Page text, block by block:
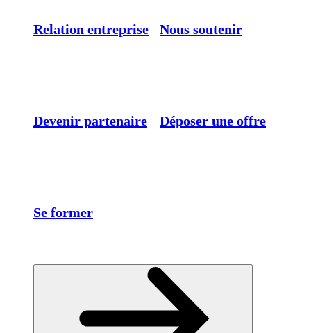
Relation entreprise Nous soutenir
Devenir partenaire Déposer une offre
Se former